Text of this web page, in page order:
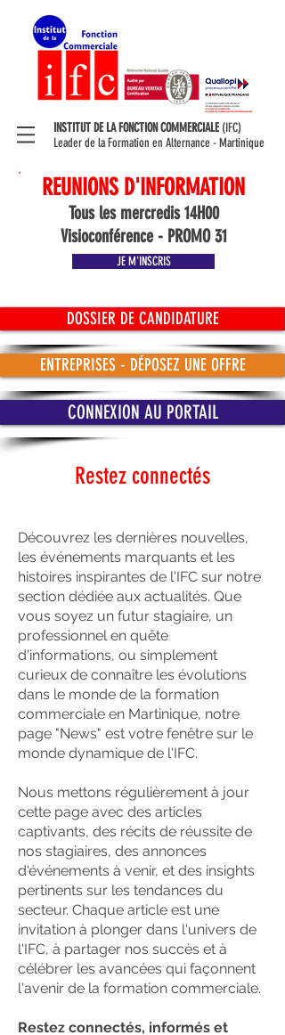
INSTITUT DE LA FONCTION COMMERCIALE (IFC)
Leader de la Formation en Alternance - Martinique
REUNIONS D'INFORMATION
Tous les mercredis 14H00
Visioconférence - PROMO 31
JE M'INSCRIS
DOSSIER DE CANDIDATURE
ENTREPRISES - DÉPOSEZ UNE OFFRE
CONNEXION AU PORTAIL
Restez connectés
Découvrez les dernières nouvelles,
les événements marquants et les
histoires inspirantes de l'IFC sur notre
section dédiée aux actualités. Que
vous soyez un futur stagiaire, un
professionnel en quête
d'informations, ou simplement
curieux de connaître les évolutions
dans le monde de la formation
commerciale en Martinique, notre
page "News" est votre fenêtre sur le
monde dynamique de l'IFC.
Nous mettons régulièrement à jour
cette page avec des articles
captivants, des récits de réussite de
nos stagiaires, des annonces
d'événements à venir, et des insights
pertinents sur les tendances du
secteur. Chaque article est une
invitation à plonger dans l'univers de
l'IFC, à partager nos succès et à
célébrer les avancées qui façonnent
l'avenir de la formation commerciale.
Restez connectés, informés et